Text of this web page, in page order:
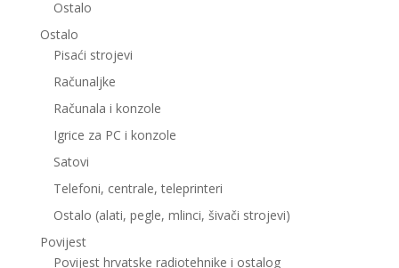
Ostalo
Ostalo
Pisaći strojevi
Računaljke
Računala i konzole
Igrice za PC i konzole
Satovi
Telefoni, centrale, teleprinteri
Ostalo (alati, pegle, mlinci, šivači strojevi)
Povijest
Povijest hrvatske radiotehnike i ostalog